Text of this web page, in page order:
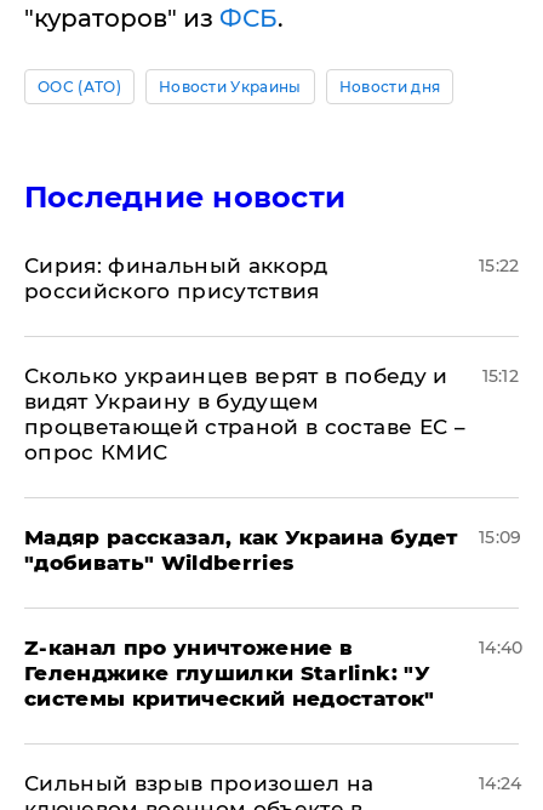
"кураторов" из ФСБ.
ООС (АТО) Новости Украины Новости дня
Последние новости
​Сирия: финальный аккорд
российского присутствия
15:22
Сколько украинцев верят в победу и
видят Украину в будущем
процветающей страной в составе ЕС –
опрос КМИС
15:12
Мадяр рассказал, как Украина будет
"добивать" Wildberries
15:09
Z-канал про уничтожение в
Геленджике глушилки Starlink: "У
системы критический недостаток"
14:40
Сильный взрыв произошел на
14:24